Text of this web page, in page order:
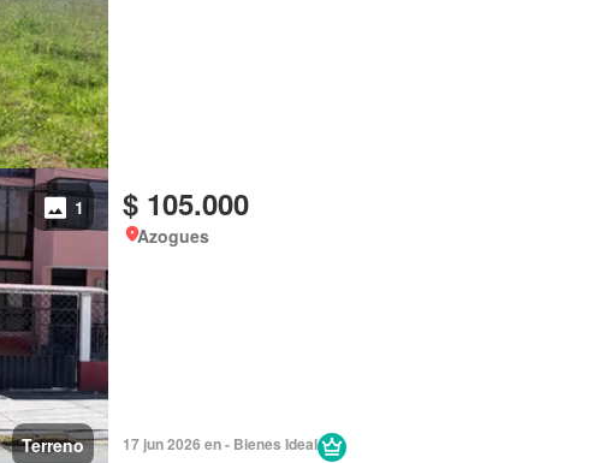
Terreno
1 $ 105.000
Azogues
17 jun 2026 en - Bienes Ideal